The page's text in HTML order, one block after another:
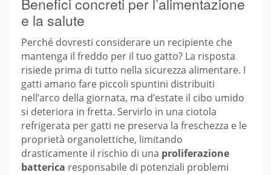
e la salute
Perché dovresti considerare un recipiente che
mantenga il freddo per il tuo gatto? La risposta
risiede prima di tutto nella sicurezza alimentare. I
gatti amano fare piccoli spuntini distribuiti
nell’arco della giornata, ma d’estate il cibo umido
si deteriora in fretta. Servirlo in una ciotola
refrigerata per gatti ne preserva la freschezza e le
proprietà organolettiche, limitando
drasticamente il rischio di una proliferazione
batterica responsabile di potenziali problemi